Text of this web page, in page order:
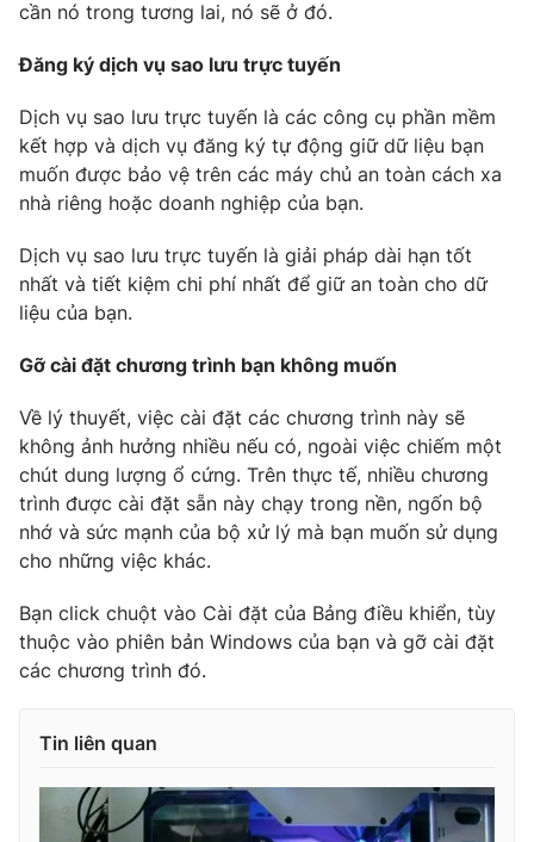
cần nó trong tương lai, nó sẽ ở đó.
Đăng ký dịch vụ sao lưu trực tuyến
Dịch vụ sao lưu trực tuyến là các công cụ phần mềm
kết hợp và dịch vụ đăng ký tự động giữ dữ liệu bạn
muốn được bảo vệ trên các máy chủ an toàn cách xa
nhà riêng hoặc doanh nghiệp của bạn.
Dịch vụ sao lưu trực tuyến là giải pháp dài hạn tốt
nhất và tiết kiệm chi phí nhất để giữ an toàn cho dữ
liệu của bạn.
Gỡ cài đặt chương trình bạn không muốn
Về lý thuyết, việc cài đặt các chương trình này sẽ
không ảnh hưởng nhiều nếu có, ngoài việc chiếm một
chút dung lượng ổ cứng. Trên thực tế, nhiều chương
trình được cài đặt sẵn này chạy trong nền, ngốn bộ
nhớ và sức mạnh của bộ xử lý mà bạn muốn sử dụng
cho những việc khác.
Bạn click chuột vào Cài đặt của Bảng điều khiển, tùy
thuộc vào phiên bản Windows của bạn và gỡ cài đặt
các chương trình đó.
Tin liên quan